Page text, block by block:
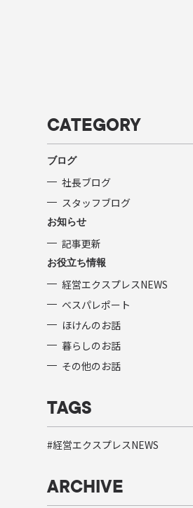
CATEGORY
ブログ
社長ブログ
スタッフブログ
お知らせ
記事更新
お役立ち情報
経営エクスプレスNEWS
ベスパレポート
ほけんのお話
暮らしのお話
その他のお話
TAGS
経営エクスプレスNEWS
ARCHIVE